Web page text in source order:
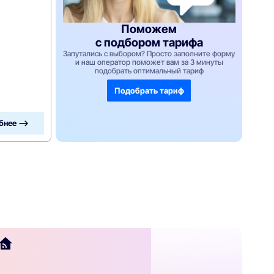
—>
Поможем
с подбором тарифа
Запутались с выбором? Просто заполните форму
и наш оператор поможет вам за 3 минуты
подобрать оптимальный тариф
Подобрать тариф